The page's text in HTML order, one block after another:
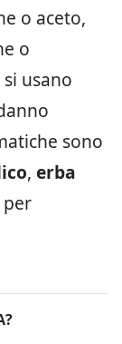
o aceto,
o
usano
sono
, erba